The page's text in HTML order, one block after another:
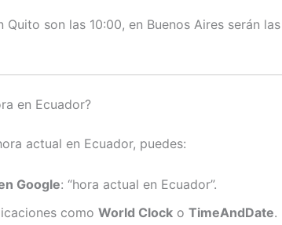
Quito son las 10:00, en Buenos Aires serán
en Ecuador?
actual en Ecuador, puedes:
Google: “hora actual en Ecuador”.
como World Clock o TimeAndDate.